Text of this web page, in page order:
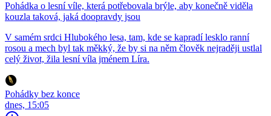
Pohádka o lesní víle, která potřebovala brýle, aby konečně viděla
kouzla taková, jaká doopravdy jsou
V samém srdci Hlubokého lesa, tam, kde se kapradí lesklo ranní
rosou a mech byl tak měkký, že by si na něm člověk nejraději ustlal
celý život, žila lesní víla jménem Líra.
Pohádky bez konce
dnes, 15:05